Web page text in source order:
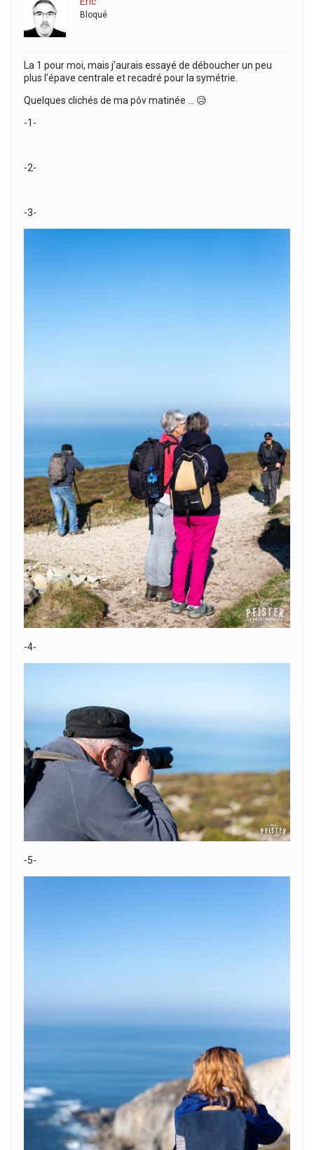
Bloqué
La 1 pour moi, mais j’aurais essayé de déboucher un peu
plus l’épave centrale et recadré pour la symétrie.
Quelques clichés de ma pôv matinée … 😥
-1-
-2-
-3-
-4-
-5-